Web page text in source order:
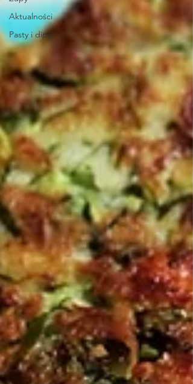
Aktualności
Pasty i dipy